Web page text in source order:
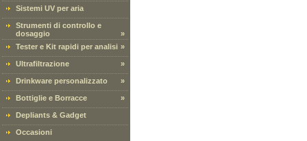
Sistemi UV per aria
Strumenti di controllo e
dosaggio
»
Tester e Kit rapidi per analisi »
Ultrafiltrazione »
Drinkware personalizzato »
Bottiglie e Borracce »
Depliants & Gadget
Occasioni